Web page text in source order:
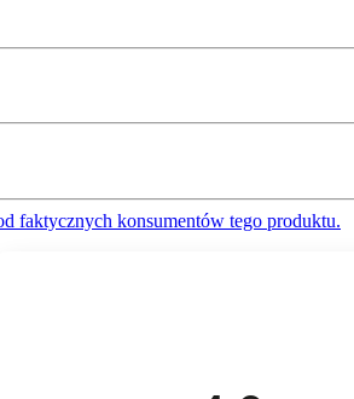
faktycznych konsumentów tego produktu.